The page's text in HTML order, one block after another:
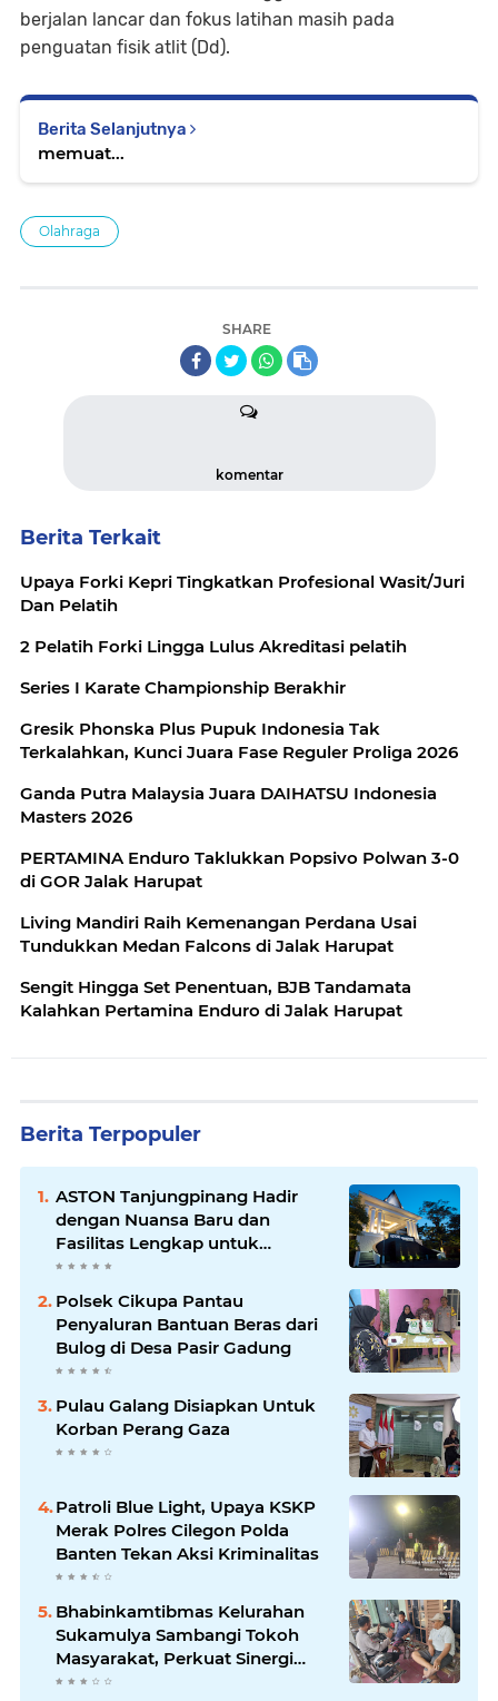
berjalan lancar dan fokus latihan masih pada
penguatan fisik atlit (Dd).
Berita Selanjutnya
memuat...
Olahraga
SHARE
komentar
Berita Terkait
Upaya Forki Kepri Tingkatkan Profesional Wasit/Juri
Dan Pelatih
2 Pelatih Forki Lingga Lulus Akreditasi pelatih
Series I Karate Championship Berakhir
Gresik Phonska Plus Pupuk Indonesia Tak
Terkalahkan, Kunci Juara Fase Reguler Proliga 2026
Ganda Putra Malaysia Juara DAIHATSU Indonesia
Masters 2026
PERTAMINA Enduro Taklukkan Popsivo Polwan 3-0
di GOR Jalak Harupat
Living Mandiri Raih Kemenangan Perdana Usai
Tundukkan Medan Falcons di Jalak Harupat
Sengit Hingga Set Penentuan, BJB Tandamata
Kalahkan Pertamina Enduro di Jalak Harupat
Berita Terpopuler
ASTON Tanjungpinang Hadir
dengan Nuansa Baru dan
Fasilitas Lengkap untuk
Kenyamanan Tamu
Polsek Cikupa Pantau
Penyaluran Bantuan Beras dari
Bulog di Desa Pasir Gadung
Pulau Galang Disiapkan Untuk
Korban Perang Gaza
Patroli Blue Light, Upaya KSKP
Merak Polres Cilegon Polda
Banten Tekan Aksi Kriminalitas
Bhabinkamtibmas Kelurahan
Sukamulya Sambangi Tokoh
Masyarakat, Perkuat Sinergi
Jaga Kamtibmas